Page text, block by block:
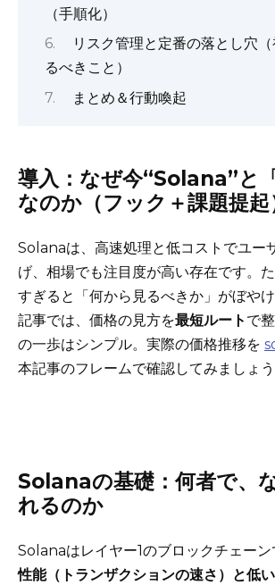
（手順化）
リスク管理と定番の落とし穴
るべきこと）
まとめ＆行動喚起
導入：なぜ今“Solana”と
なのか（フック＋課題提起
Solanaは、高速処理と低コストでユー
げ、相場でも注目度が高い存在です。
すぎると「何から見るべきか」がぼや
記事では、価格の見方を最短ルート で
の一歩はシンプル。実際の価格推移を
本記事のフレームで確認してみましょう
Solanaの基礎：何者で、
れるのか
Solanaはレイヤー1のブロックチェーン
性能（トランザクションの速さ）と低